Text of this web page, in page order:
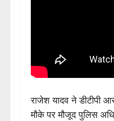
राजेश यादव ने डीटीपी
मौके पर मौजूद पुलिस